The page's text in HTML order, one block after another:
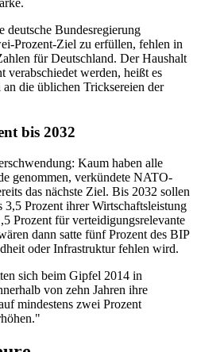
deutsche Bundesregierung
Prozent-Ziel zu erfüllen, fehlen in
für Deutschland. Der Haushalt
verabschiedet werden, heißt es
die üblichen Tricksereien der
bis 2032
Kaum haben alle
genommen, verkündete NATO-
das nächste Ziel. Bis 2032 sollen
Prozent ihrer Wirtschaftsleistung
Prozent für verteidigungsrelevante
dann satte fünf Prozent des BIP
oder Infrastruktur fehlen wird.
sich beim Gipfel 2014 in
von zehn Jahren ihre
mindestens zwei Prozent